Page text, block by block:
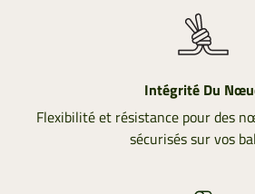
Intégrité Du
Flexibilité et résistance pour des
sécurisés sur vos